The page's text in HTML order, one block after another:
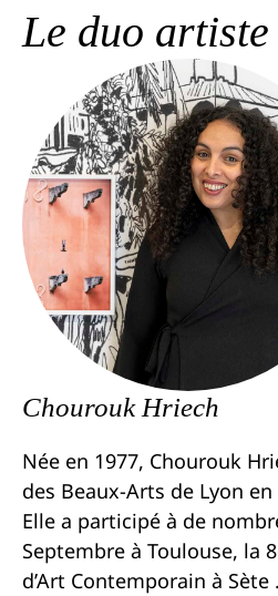
Le duo
Chourouk Hriech
Née en 1977, Chourouk
des Beaux-Arts de Lyon en
Elle a participé à de
Septembre à Toulouse, la
d’Art Contemporain à